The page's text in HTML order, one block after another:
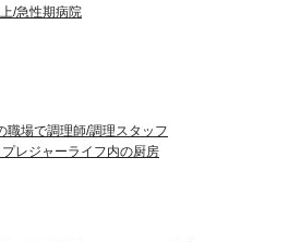
/急性期病院
職場で調理師/調理スタッフ
レジャーライフ内の厨房